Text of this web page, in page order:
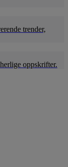
trender,
oppskrifter.